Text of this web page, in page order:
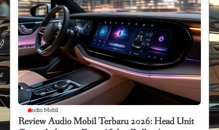
Audio Mobil
Review Audio Mobil Terbaru 2026: Head Unit